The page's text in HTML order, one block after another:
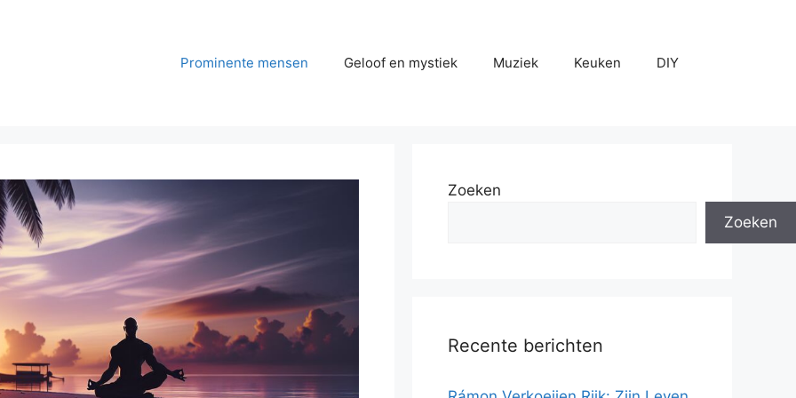
Prominente mensen Geloof en mystiek Muziek Keuken DIY
Zoeken
Zoeken
Recente berichten